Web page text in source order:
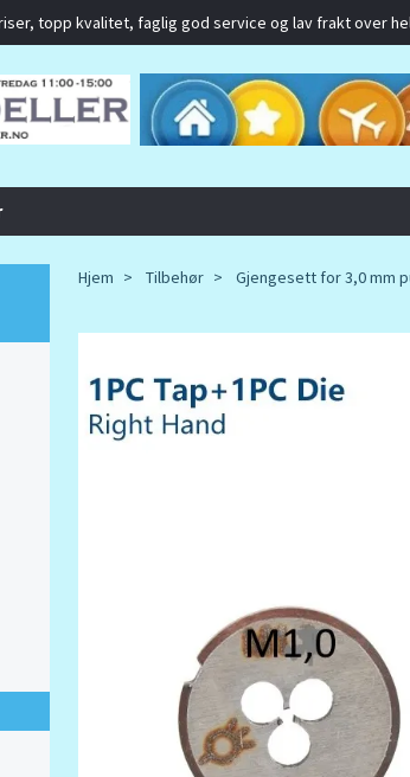
topp kvalitet, faglig god service og lav frakt over
Hjem Tilbehør Gjengesett for 3,0 mm